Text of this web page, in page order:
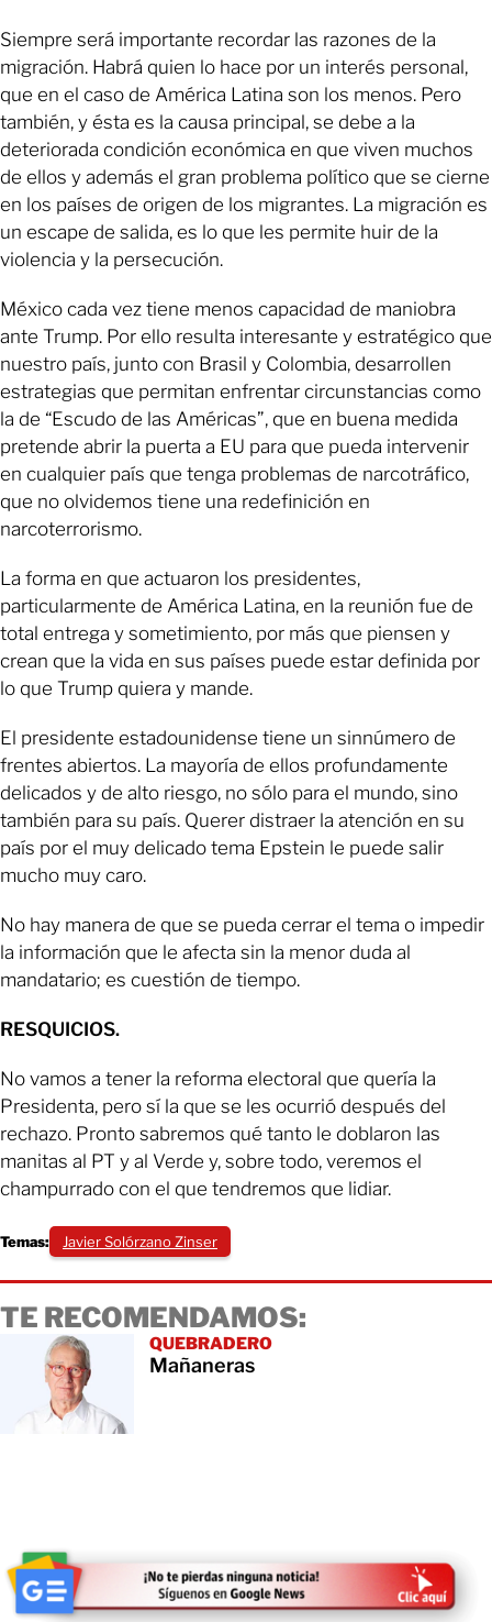
Siempre será importante recordar las razones de la
migración. Habrá quien lo hace por un interés personal,
que en el caso de América Latina son los menos. Pero
también, y ésta es la causa principal, se debe a la
deteriorada condición económica en que viven muchos
de ellos y además el gran problema político que se cierne
en los países de origen de los migrantes. La migración es
un escape de salida, es lo que les permite huir de la
violencia y la persecución.
México cada vez tiene menos capacidad de maniobra
ante Trump. Por ello resulta interesante y estratégico que
nuestro país, junto con Brasil y Colombia, desarrollen
estrategias que permitan enfrentar circunstancias como
la de “Escudo de las Américas”, que en buena medida
pretende abrir la puerta a EU para que pueda intervenir
en cualquier país que tenga problemas de narcotráfico,
que no olvidemos tiene una redefinición en
narcoterrorismo.
La forma en que actuaron los presidentes,
particularmente de América Latina, en la reunión fue de
total entrega y sometimiento, por más que piensen y
crean que la vida en sus países puede estar definida por
lo que Trump quiera y mande.
El presidente estadounidense tiene un sinnúmero de
frentes abiertos. La mayoría de ellos profundamente
delicados y de alto riesgo, no sólo para el mundo, sino
también para su país. Querer distraer la atención en su
país por el muy delicado tema Epstein le puede salir
mucho muy caro.
No hay manera de que se pueda cerrar el tema o impedir
la información que le afecta sin la menor duda al
mandatario; es cuestión de tiempo.
RESQUICIOS.
No vamos a tener la reforma electoral que quería la
Presidenta, pero sí la que se les ocurrió después del
rechazo. Pronto sabremos qué tanto le doblaron las
manitas al PT y al Verde y, sobre todo, veremos el
champurrado con el que tendremos que lidiar.
Temas: Javier Solórzano Zinser
TE RECOMENDAMOS:
QUEBRADERO
Mañaneras